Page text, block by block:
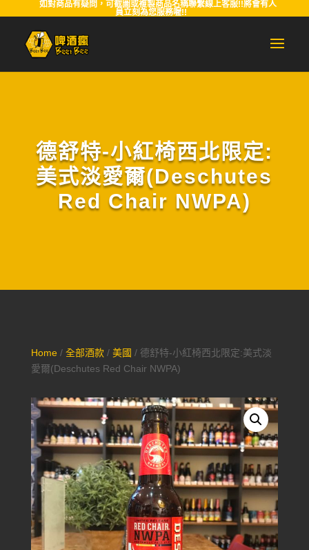
如對商品有疑問，可截圖或複製商品名稱聯繫線上客服!!將會有人
員立刻為您服務喔!!
德舒特-小紅椅西北限定:
美式淡愛爾(Deschutes
Red Chair NWPA)
Home/ 全部酒款/ 美國 / 德舒特-小紅椅西北限定:美式淡
愛爾(Deschutes Red Chair NWPA)